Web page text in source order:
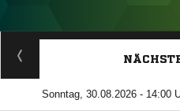
Sonntag, 30.08.2026 - 14:00